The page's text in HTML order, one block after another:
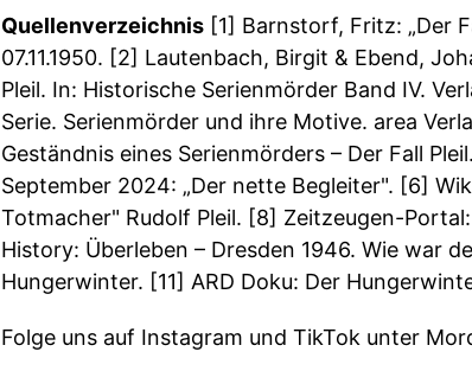
Quellenverzeichnis [1] Barnstorf, Fritz: „Der
07.11.1950. [2] Lautenbach, Birgit & Ebend,
Pleil. In: Historische Serienmörder Band IV.
Serie. Serienmörder und ihre Motive. area
Geständnis eines Serienmörders – Der Fall
September 2024: „Der nette Begleiter". [6]
Totmacher" Rudolf Pleil. [8] Zeitzeugen-
History: Überleben – Dresden 1946. Wie war
Hungerwinter. [11] ARD Doku: Der
Folge uns auf Instagram und TikTok unter